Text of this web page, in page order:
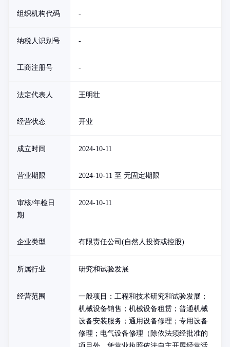
组织机构代码 -
纳税人识别号 -
工商注册号 -
法定代表人 王明壮
经营状态 开业
成立时间 2024-10-11
营业期限 2024-10-11 至 无固定期限
审核/年检日
期
2024-10-11
企业类型 有限责任公司(自然人投资或控股)
所属行业 研究和试验发展
经营范围
一般项目：工程和技术研究和试验发展；
机械设备销售；机械设备租赁；普通机械
设备安装服务；通用设备修理；专用设备
修理；电气设备修理（除依法须经批准的